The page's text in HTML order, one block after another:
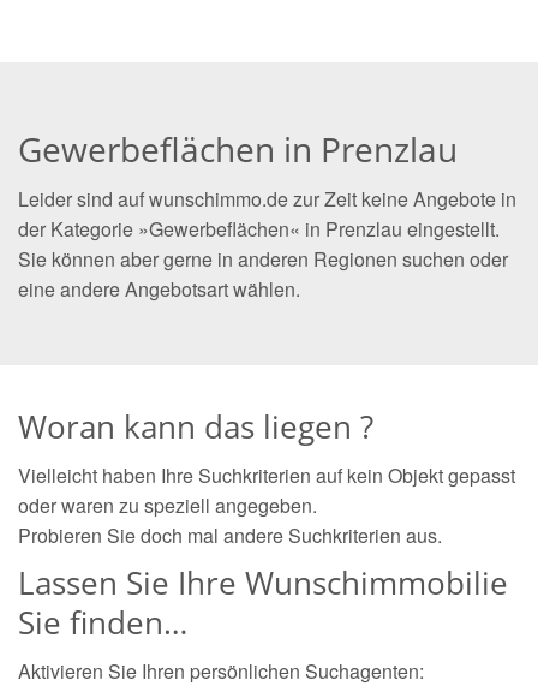
Gewerbeflächen in Prenzlau
Leider sind auf wunschimmo.de zur Zeit keine Angebote in
der Kategorie »Gewerbeflächen« in Prenzlau eingestellt.
Sie können aber gerne in anderen Regionen suchen oder
eine andere Angebotsart wählen.
Woran kann das liegen ?
Vielleicht haben Ihre Suchkriterien auf kein Objekt gepasst
oder waren zu speziell angegeben.
Probieren Sie doch mal andere Suchkriterien aus.
Lassen Sie Ihre Wunschimmobilie
Sie finden…
Aktivieren Sie Ihren persönlichen Suchagenten: